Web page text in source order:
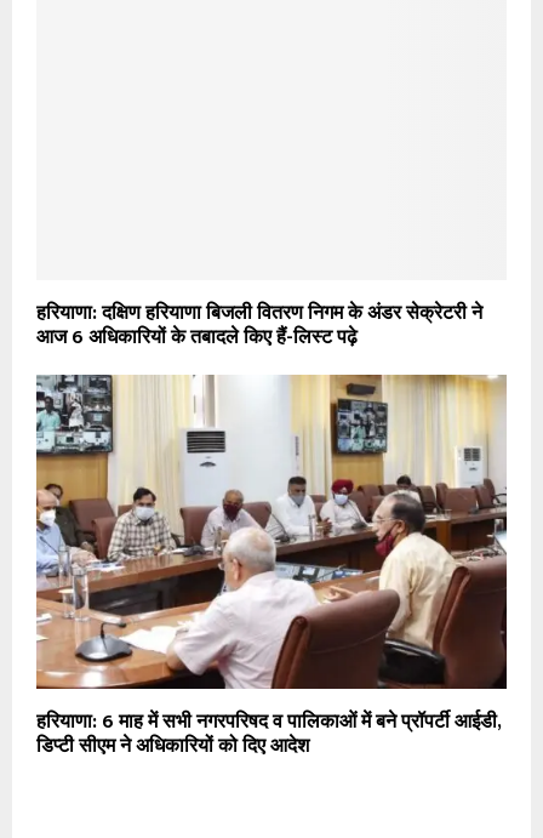
हरियाणा: दक्षिण हरियाणा बिजली वितरण निगम के अंडर सेक्रेटरी ने
आज 6 अधिकारियों के तबादले किए हैं-लिस्ट पढ़े
हरियाणा: 6 माह में सभी नगरपरिषद व पालिकाओं में बने प्रॉपर्टी आईडी,
डिप्टी सीएम ने अधिकारियों को दिए आदेश